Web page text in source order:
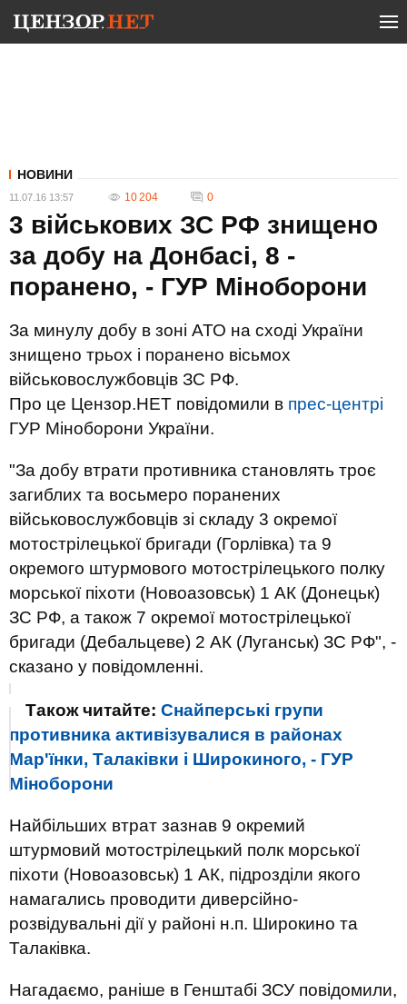
НОВИНИ
11.07.16 13:57 10 204 0
3 військових ЗС РФ знищено
за добу на Донбасі, 8 -
поранено, - ГУР Міноборони
За минулу добу в зоні АТО на сході України
знищено трьох і поранено вісьмох
військовослужбовців ЗС РФ.
Про це Цензор.НЕТ повідомили в прес-центрі
ГУР Міноборони України.
"За добу втрати противника становлять троє
загиблих та восьмеро поранених
військовослужбовців зі складу 3 окремої
мотострілецької бригади (Горлівка) та 9
окремого штурмового мотострілецького полку
морської піхоти (Новоазовськ) 1 АК (Донецьк)
ЗС РФ, а також 7 окремої мотострілецької
бригади (Дебальцеве) 2 АК (Луганськ) ЗС РФ", -
сказано у повідомленні.
Також читайте: Снайперські групи
противника активізувалися в районах
Мар'їнки, Талаківки і Широкиного, - ГУР
Міноборони
Найбільших втрат зазнав 9 окремий
штурмовий мотострілецький полк морської
піхоти (Новоазовськ) 1 АК, підрозділи якого
намагались проводити диверсійно-
розвідувальні дії у районі н.п. Широкино та
Талаківка.
Нагадаємо, раніше в Генштабі ЗСУ повідомили,